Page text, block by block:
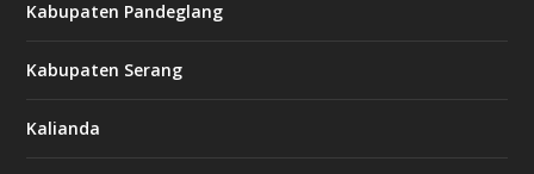
Kabupaten Pandeglang
Kabupaten Serang
Kalianda